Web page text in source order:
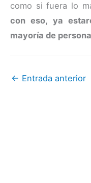
como si fuera lo
con eso, ya
mayoría de
← Entrada anterior